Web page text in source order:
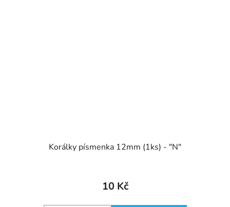
Korálky písmenka 12mm (1ks) - "N"
10 Kč